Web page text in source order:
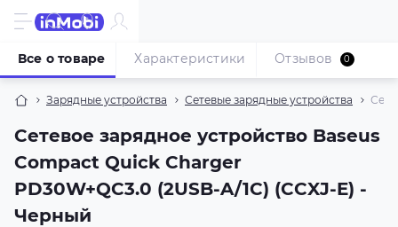
Зарядные устройства Сетевые зарядные устройства
Сетевое зарядное устройство Baseus
Compact Quick Charger
PD30W+QC3.0 (2USB-A/1C) (CCXJ-E) -
Черный
Все о товаре Характеристики Отзывов 0